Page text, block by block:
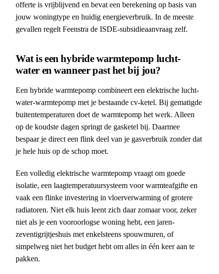
offerte is vrijblijvend en bevat een berekening op basis van
jouw woningtype en huidig energieverbruik. In de meeste
gevallen regelt Feenstra de ISDE-subsidieaanvraag zelf.
Wat is een hybride warmtepomp lucht-
water en wanneer past het bij jou?
Een hybride warmtepomp combineert een elektrische lucht-
water-warmtepomp met je bestaande cv-ketel. Bij gematigde
buitentemperaturen doet de warmtepomp het werk. Alleen
op de koudste dagen springt de gasketel bij. Daarmee
bespaar je direct een flink deel van je gasverbruik zonder dat
je hele huis op de schop moet.
Een volledig elektrische warmtepomp vraagt om goede
isolatie, een laagtemperatuursysteem voor warmteafgifte en
vaak een flinke investering in vloerverwarming of grotere
radiatoren. Niet elk huis leent zich daar zomaar voor, zeker
niet als je een vooroorlogse woning hebt, een jaren-
zeventigrijtjeshuis met enkelsteens spouwmuren, of
simpelweg niet het budget hebt om alles in één keer aan te
pakken.